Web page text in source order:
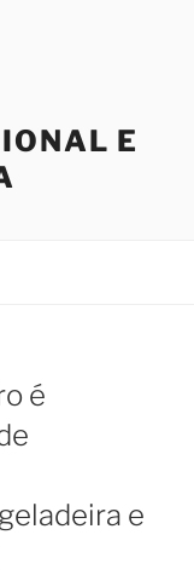
E
é
e